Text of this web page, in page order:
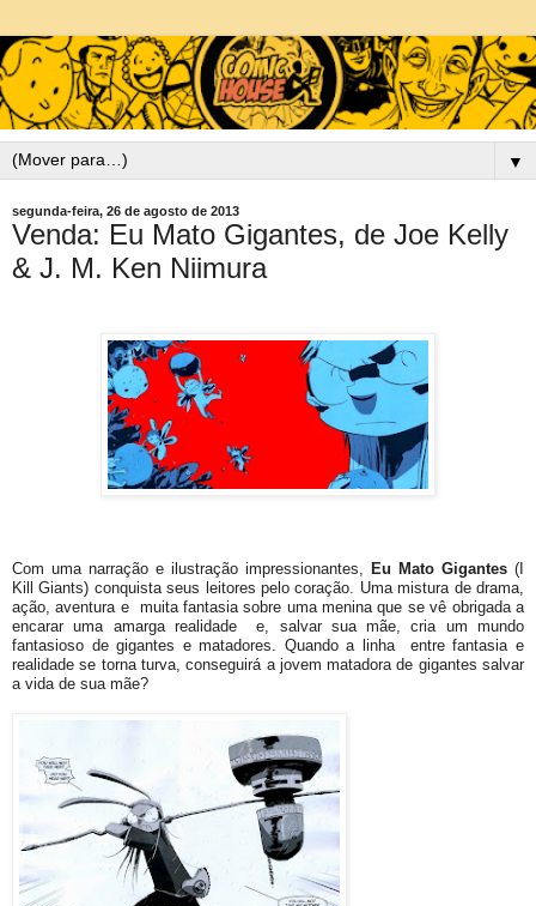
▼
segunda-feira, 26 de agosto de 2013
Venda: Eu Mato Gigantes, de Joe Kelly
& J. M. Ken Niimura
Com uma narração e ilustração impressionantes, Eu Mato Gigantes (I
Kill Giants) conquista seus leitores pelo coração. Uma mistura de drama,
ação, aventura e muita fantasia sobre uma menina que se vê obrigada a
encarar uma amarga realidade e, salvar sua mãe, cria um mundo
fantasioso de gigantes e matadores. Quando a linha entre fantasia e
realidade se torna turva, conseguirá a jovem matadora de gigantes salvar
a vida de sua mãe?